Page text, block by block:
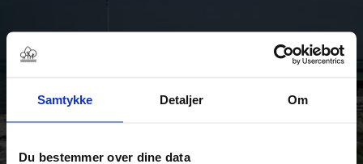
Samtykke Detaljer Om
Du bestemmer over dine data